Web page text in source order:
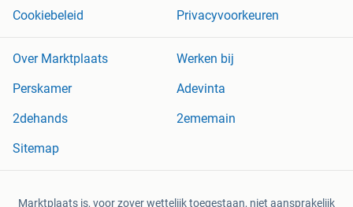
Cookiebeleid
Privacyvoorkeuren
Over Marktplaats
Werken bij
Perskamer
Adevinta
2dehands
2ememain
Sitemap
Marktplaats is, voor zover wettelijk toegestaan, niet aansprakelijk